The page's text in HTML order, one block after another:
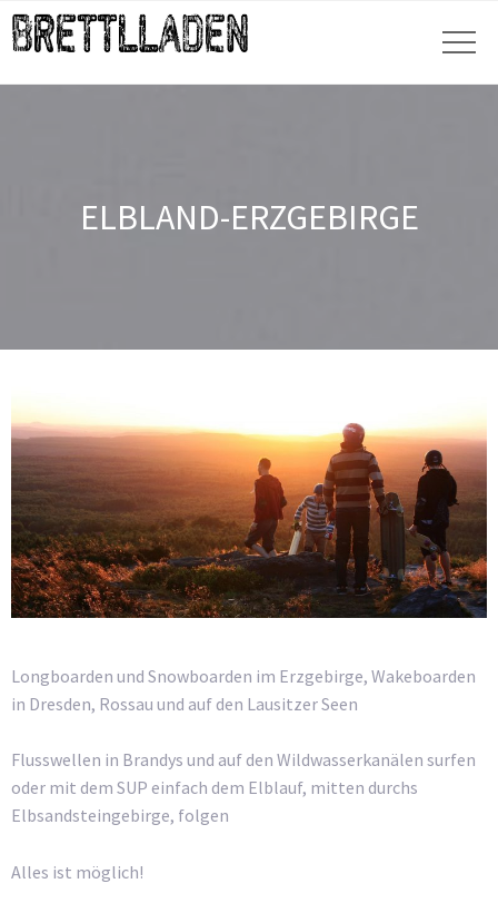
ELBLAND-ERZGEBIRGE
Longboarden und Snowboarden im Erzgebirge, Wakeboarden
in Dresden, Rossau und auf den Lausitzer Seen
Flusswellen in Brandys und auf den Wildwasserkanälen surfen
oder mit dem SUP einfach dem Elblauf, mitten durchs
Elbsandsteingebirge, folgen
Alles ist möglich!